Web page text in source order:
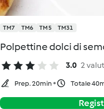
TM7 TM6 TM5 TM31
Polpettine dolci di
3.0 2
Prep. 20min Totale